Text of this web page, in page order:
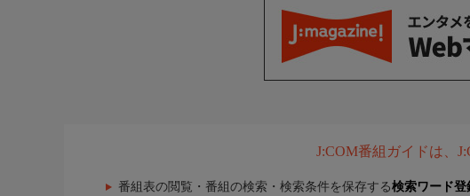
J:COM番組ガイドは、
番組表の閲覧・番組の検索・検索条件を保存する検索ワード登